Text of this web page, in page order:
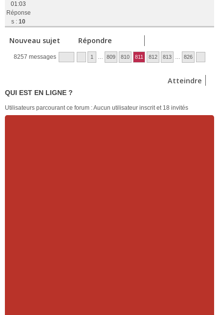
01:03
Réponse
s : 10
Nouveau sujet Répondre
8257 messages 1 809 810 811 812 813 826
Atteindre
QUI EST EN LIGNE ?
Utilisateurs parcourant ce forum : Aucun utilisateur inscrit et 18 invités